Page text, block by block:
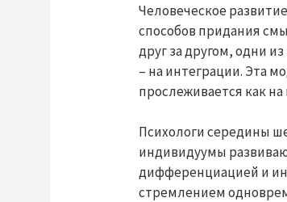
Человеческое
способов придания
друг за другом, одни
– на интеграции. Эта
прослеживается как
Психологи середины
индивидуумы
дифференциацией и
стремлением